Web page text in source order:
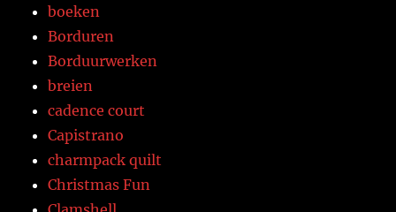
boeken
Borduren
Borduurwerken
breien
cadence court
Capistrano
charmpack quilt
Christmas Fun